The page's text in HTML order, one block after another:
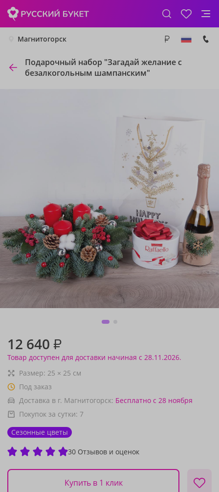
Магнитогорск
Подарочный набор "Загадай желание с
безалкогольным шампанским"
12 640 ₽
Товар доступен для доставки начиная с 28.11.2026.
Размер: 25 × 25 см
Под заказ
Доставка в г. Магнитогорск: Бесплатно с 28 ноября
Покупок за сутки: 7
Сезонные цветы
30 Отзывов и оценок
Купить в 1 клик